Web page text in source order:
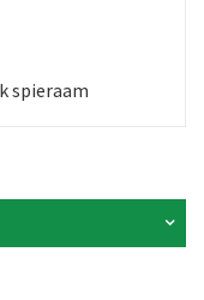
spieraam